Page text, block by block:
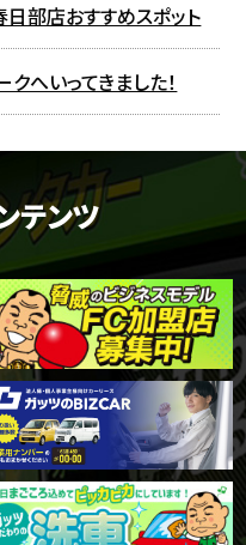
日部店おすすめスポット
へいってきました！
テンツ